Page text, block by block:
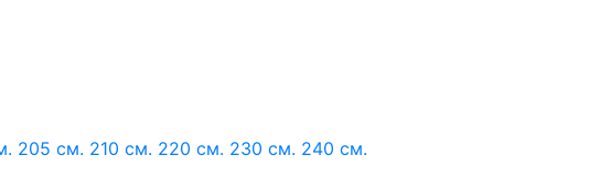
205 см. 210 см. 220 см. 230 см. 240 см.